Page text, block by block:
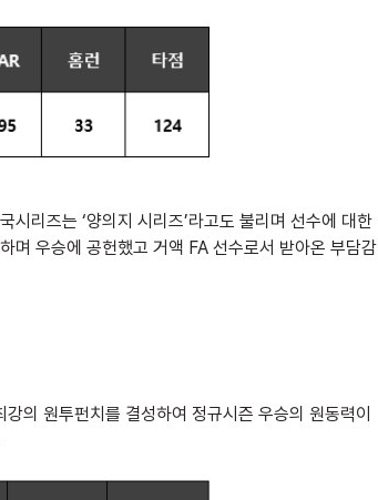
리즈는 ‘양의지 시리즈’라고도 불리며 선수에 대한
며 우승에 공헌했고 거액 FA 선수로서 받아온 부담감
의 원투펀치를 결성하여 정규시즌 우승의 원동력이